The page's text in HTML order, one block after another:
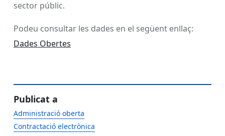
sector públic.
Podeu consultar les dades en el següent enllaç:
Dades Obertes
Publicat a
Administració oberta
Contractació electrònica